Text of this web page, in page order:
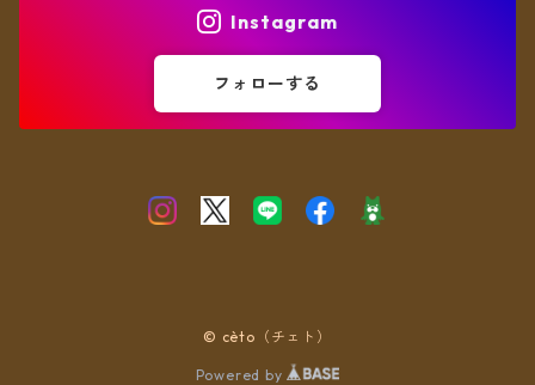
Instagram
フォローする
© cèto（チェト）
Powered by